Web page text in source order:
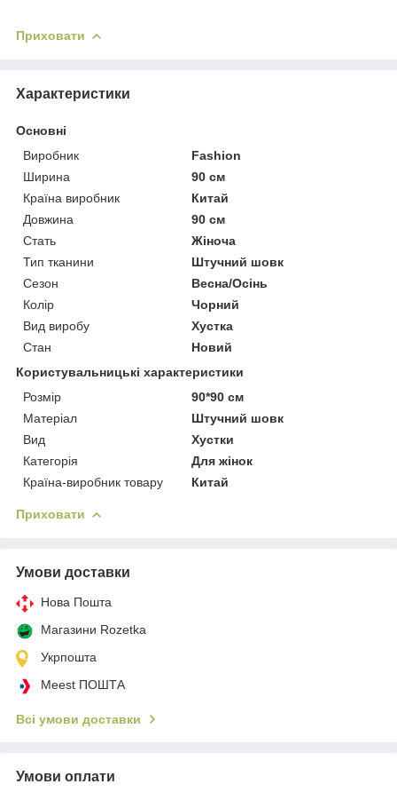
Приховати
Характеристики
Основні
Виробник
Fashion
Ширина
90 см
Країна виробник
Китай
Довжина
90 см
Стать
Жіноча
Тип тканини
Штучний шовк
Сезон
Весна/Осінь
Колір
Чорний
Вид виробу
Хустка
Стан
Новий
Користувальницькі характеристики
Розмір
90*90 см
Матеріал
Штучний шовк
Вид
Хустки
Категорія
Для жінок
Країна-виробник товару
Китай
Приховати
Умови доставки
Нова Пошта
Магазини Rozetka
Укрпошта
Meest ПОШТА
Всі умови доставки
Умови оплати